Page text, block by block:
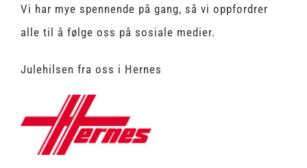
Vi har mye spennende på gang, så vi oppfordrer
alle til å følge oss på sosiale medier.
Julehilsen fra oss i Hernes